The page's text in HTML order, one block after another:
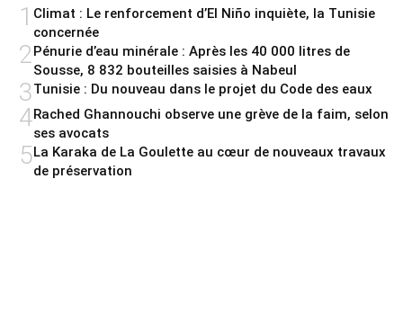
1 Climat : Le renforcement d’El Niño inquiète, la Tunisie
concernée
2Pénurie d’eau minérale : Après les 40 000 litres de
Sousse, 8 832 bouteilles saisies à Nabeul
3Tunisie : Du nouveau dans le projet du Code des eaux
4Rached Ghannouchi observe une grève de la faim, selon
ses avocats
5La Karaka de La Goulette au cœur de nouveaux travaux
de préservation